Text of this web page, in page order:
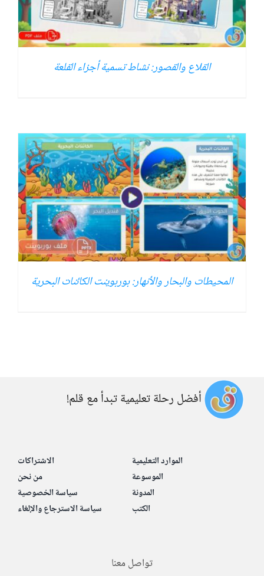
القلاع والقصور: نشاط تسمية أجزاء القلعة
المحيطات والبحار والأنهار: بوربوينت الكائنات البحرية
أفضل رحلة تعليمية تبدأ مع قلم!
الموارد التعليمية
الموسوعة
المدونة
الكتب
الاشتراكات
من نحن
سياسة الخصوصية
سياسة الاسترجاع والإلغاء
تواصل معنا